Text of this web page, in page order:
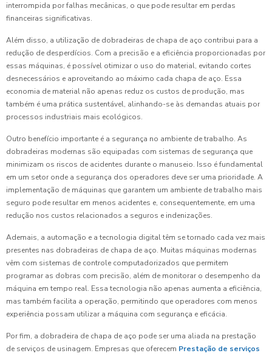
interrompida por falhas mecânicas, o que pode resultar em perdas
financeiras significativas.
Além disso, a utilização de dobradeiras de chapa de aço contribui para a
redução de desperdícios. Com a precisão e a eficiência proporcionadas por
essas máquinas, é possível otimizar o uso do material, evitando cortes
desnecessários e aproveitando ao máximo cada chapa de aço. Essa
economia de material não apenas reduz os custos de produção, mas
também é uma prática sustentável, alinhando-se às demandas atuais por
processos industriais mais ecológicos.
Outro benefício importante é a segurança no ambiente de trabalho. As
dobradeiras modernas são equipadas com sistemas de segurança que
minimizam os riscos de acidentes durante o manuseio. Isso é fundamental
em um setor onde a segurança dos operadores deve ser uma prioridade. A
implementação de máquinas que garantem um ambiente de trabalho mais
seguro pode resultar em menos acidentes e, consequentemente, em uma
redução nos custos relacionados a seguros e indenizações.
Ademais, a automação e a tecnologia digital têm se tornado cada vez mais
presentes nas dobradeiras de chapa de aço. Muitas máquinas modernas
vêm com sistemas de controle computadorizados que permitem
programar as dobras com precisão, além de monitorar o desempenho da
máquina em tempo real. Essa tecnologia não apenas aumenta a eficiência,
mas também facilita a operação, permitindo que operadores com menos
experiência possam utilizar a máquina com segurança e eficácia.
Por fim, a dobradeira de chapa de aço pode ser uma aliada na prestação
de serviços de usinagem. Empresas que oferecem Prestação de serviços